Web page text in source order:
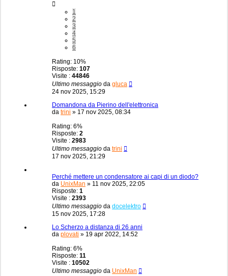
1
2
3
4
5
6
Rating: 10%
Risposte: 107
Visite : 44846
Ultimo messaggio da gluca
24 nov 2025, 15:29
Domandona da Pierino dell'elettronica
da trini » 17 nov 2025, 08:34
Rating: 6%
Risposte: 2
Visite : 2983
Ultimo messaggio da trini
17 nov 2025, 21:29
Perché mettere un condensatore ai capi di un diodo?
da UnixMan » 11 nov 2025, 22:05
Risposte: 1
Visite : 2393
Ultimo messaggio da docelektro
15 nov 2025, 17:28
Lo Scherzo a distanza di 26 anni
da plovati » 19 apr 2022, 14:52
Rating: 6%
Risposte: 11
Visite : 10502
Ultimo messaggio da UnixMan